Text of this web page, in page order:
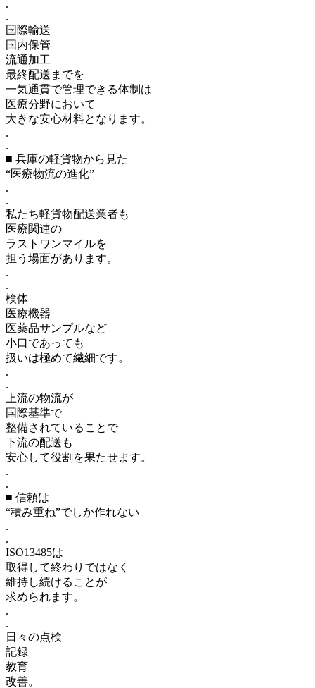
.
.
国際輸送
国内保管
流通加工
最終配送までを
一気通貫で管理できる体制は
医療分野において
大きな安心材料となります。
.
.
■ 兵庫の軽貨物から見た
“医療物流の進化”
.
.
私たち軽貨物配送業者も
医療関連の
ラストワンマイルを
担う場面があります。
.
.
検体
医療機器
医薬品サンプルなど
小口であっても
扱いは極めて繊細です。
.
.
上流の物流が
国際基準で
整備されていることで
下流の配送も
安心して役割を果たせます。
.
.
■ 信頼は
“積み重ね”でしか作れない
.
.
ISO13485は
取得して終わりではなく
維持し続けることが
求められます。
.
.
日々の点検
記録
教育
改善。